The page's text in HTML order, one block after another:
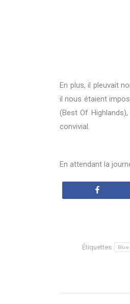
En plus, il pleuvait
il nous étaient
(Best Of
convivial.
En attendant la
Étiquettes